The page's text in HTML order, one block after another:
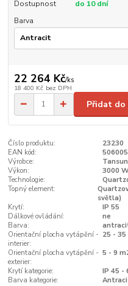
Dostupnost
do 10 dní
Barva
22 264 Kč/ks
18 400 Kč bez DPH
Přidat do
Číslo produktu:
23230
EAN kód:
Výrobce:
Tansun
Výkon:
3000
Technologie:
Topný element:
světla)
Krytí:
IP 55
Dálkové ovládání:
ne
Barva:
Orientační plocha vytápění -
interier:
25 - 35
Orientační plocha vytápění -
exterier:
5 - 9
Krytí kategorie:
IP 45 -
Barva kategorie: